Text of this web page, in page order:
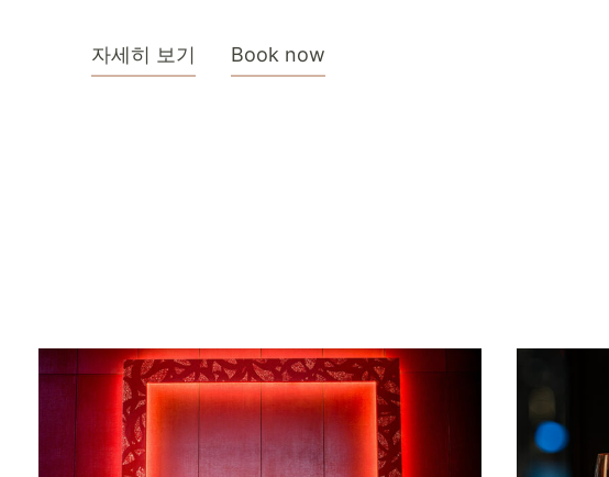
자세히 보기 Book now